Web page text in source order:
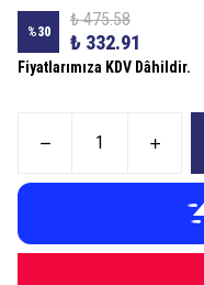
%30
₺ 475.58
₺ 332.91
Fiyatlarımıza KDV Dâhildir.